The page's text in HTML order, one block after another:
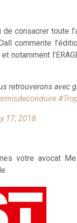
consacrer toute
commente
notamment
retrouverons avec
17, 2018
votre avocat